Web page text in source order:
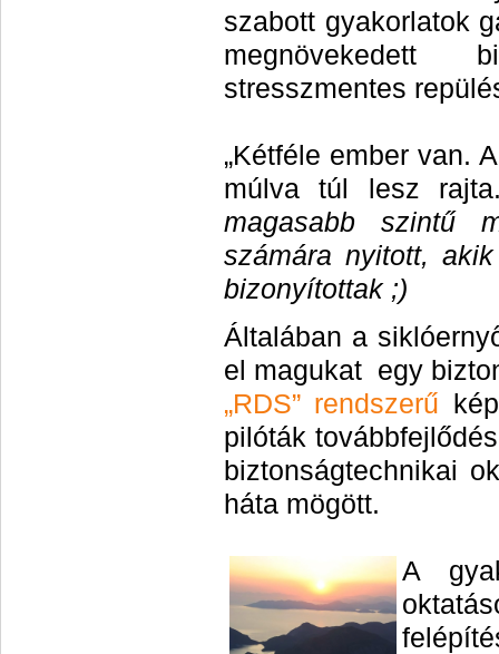
szabott gyakorlatok
megnövekedett
stresszmentes
„Kétféle ember van.
múlva túl lesz
magasabb szintű
számára nyitott,
bizonyítottak ;)
Általában a
el magukat egy
„RDS” rendszerű
pilóták
biztonságtechnikai
háta mögött.
A